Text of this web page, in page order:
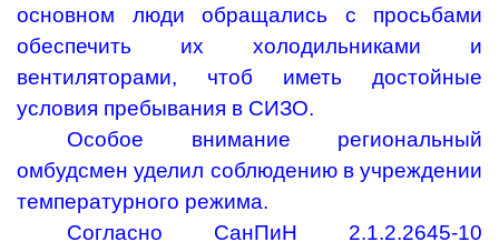
основном люди обращались с просьбами
обеспечить их холодильниками и
вентиляторами, чтоб иметь достойные
условия пребывания в СИЗО.
Особое внимание региональный
омбудсмен уделил соблюдению в учреждении
температурного режима.
Согласно СанПиН 2.1.2.2645-10